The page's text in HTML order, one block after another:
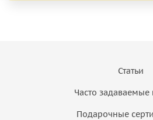
Статьи
Часто
Подарочные